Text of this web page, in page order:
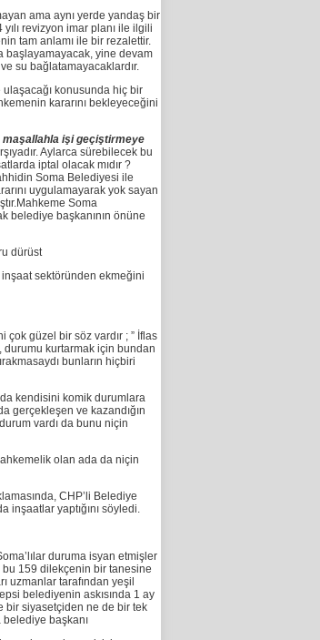
ama aynı yerde yandaş bir
revizyon imar planı ile ilgili
tam anlamı ile bir rezalettir.
başlayamayacak, yine devam
su bağlatamayacaklardır.
ulaşacağı konusunda hiç bir
kararını bekleyeceğini
maşallahla işi geçiştirmeye
Aylarca sürebilecek bu
iptal olacak mıdır ?
Soma Belediyesi ile
uygulamayarak yok sayan
Soma
belediye başkanının önüne
dürüst
sektöründen ekmeğini
güzel bir söz vardır ; ” İflas
durumu kurtarmak için bundan
bunların hiçbiri
kendisini komik durumlara
gerçekleşen ve kazandığın
vardı da bunu niçin
olan ada da niçin
CHP’li Belediye
inşaatlar yaptığını söyledi.
duruma isyan etmişler
bu 159 dilekçenin bir tanesine
uzmanlar tarafından yeşil
belediyenin askısında 1 ay
bir siyasetçiden ne de bir tek
başkanı